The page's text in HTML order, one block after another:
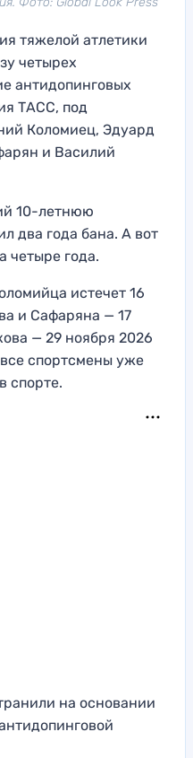
тяжелой атлетики
четырех
антидопинговых
ТАСС, под
Коломиец, Эдуард
и Василий
10-летнюю
два года бана. А вот
четыре года.
истечет 16
и Сафаряна — 17
— 29 ноября 2026
спортсмены уже
спорте.
на основании